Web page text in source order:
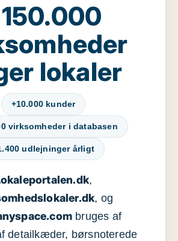
lokaler
+10.000 kunder
virksomheder i databasen
udlejninger årligt
,
, og
bruges af
detailkæder, børsnoterede